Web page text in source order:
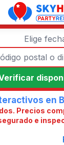
SkyHigh Logo
Elige
en
Precios
e